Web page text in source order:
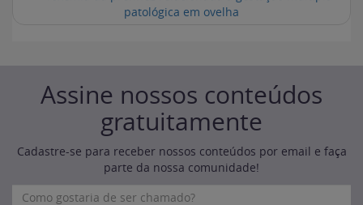
patológica em ovelha
Assine nossos conteúdos
gratuitamente
Cadastre-se para receber nossos conteúdos por email e faça
parte da nossa comunidade!